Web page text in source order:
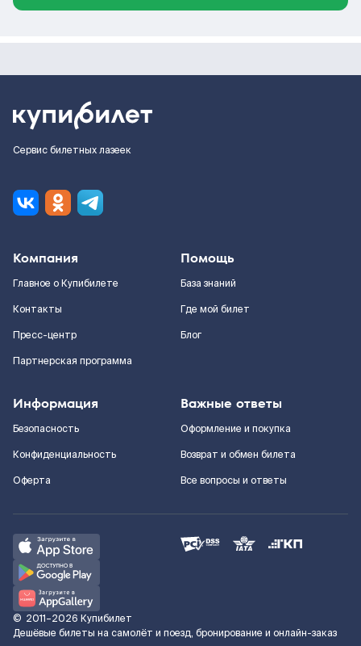
Сервис билетных лазеек
Компания
Главное о Купибилете
Контакты
Пресс-центр
Партнерская программа
Помощь
База знаний
Где мой билет
Блог
Информация
Безопасность
Конфиденциальность
Оферта
Важные ответы
Оформление и покупка
Возврат и обмен билета
Все вопросы и ответы
© 2011–2026 Купибилет
Дешёвые билеты на самолёт и поезд, бронирование и онлайн-заказ